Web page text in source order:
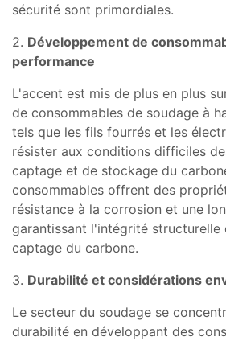
sécurité sont primordiales.
2. Développement de
performance
L'accent est mis de plus en plus
de consommables de soudage à
tels que les fils fourrés et les
résister aux conditions difficiles
captage et de stockage du
consommables offrent des
résistance à la corrosion et une
garantissant l'intégrité structurelle
captage du carbone.
3. Durabilité et considérations
Le secteur du soudage se
durabilité en développant des